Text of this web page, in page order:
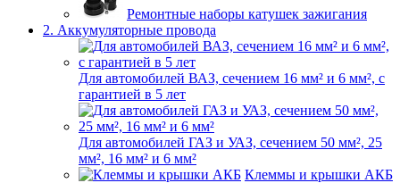
Ремонтные наборы катушек зажигания
2. Аккумуляторные провода
Для автомобилей ВАЗ, сечением 16 мм² и 6 мм², с
гарантией в 5 лет
Для автомобилей ГАЗ и УАЗ, сечением 50 мм², 25
мм², 16 мм² и 6 мм²
Клеммы и крышки АКБ